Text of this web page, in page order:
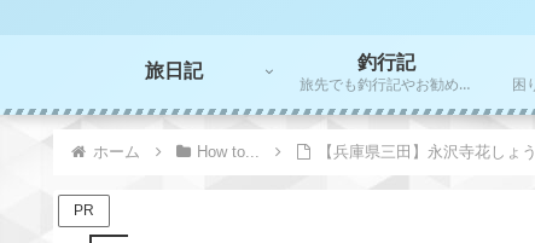
旅日記
釣行記
旅先でも釣行記やお勧めポイントをご紹介！！
ホーム How to... 【兵庫県三田】永沢寺花しょ
PR